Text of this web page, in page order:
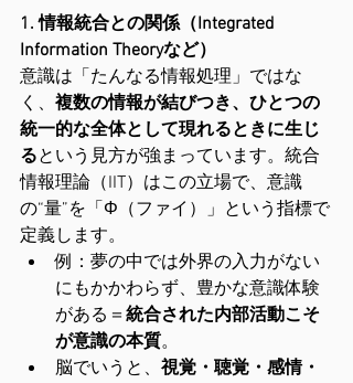
1. 情報統合との関係（Integrated
Information Theoryなど）
意識は「たんなる情報処理」ではな
く、 複数の情報が結びつき、ひとつの
統一的な全体として現れるときに生じ
るという見方が強まっています。統合
情報理論（IIT）はこの立場で、意識
の“量”を「Φ（ファイ）」という指標で
定義します。
例：夢の中では外界の入力がない
にもかかわらず、豊かな意識体験
がある＝ 統合された内部活動こそ
が意識の本質。
脳でいうと、 視覚・聴覚・感情・